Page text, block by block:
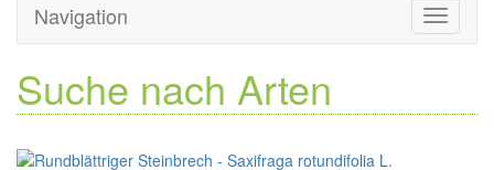
Zeige
Navigation
Suche nach Arten